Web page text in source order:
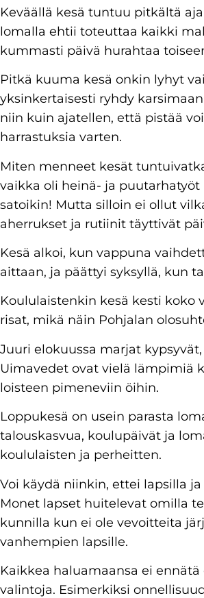
Keväällä kesä tuntuu pitkältä
lomalla ehtii toteuttaa kaikki
kummasti päivä hurahtaa
Pitkä kuuma kesä onkin lyhyt
yksinkertaisesti ryhdy
niin kuin ajatellen, että pistää
harrastuksia varten.
Miten menneet kesät
vaikka oli heinä- ja
satoikin! Mutta silloin ei ollut
aherrukset ja rutiinit täyttivät
Kesä alkoi, kun vappuna
aittaan, ja päättyi syksyllä, kun
Koululaistenkin kesä kesti koko
risat, mikä näin Pohjalan
Juuri elokuussa marjat
Uimavedet ovat vielä lämpimiä
loisteen pimeneviin öihin.
Loppukesä on usein parasta
talouskasvua, koulupäivät ja
koululaisten ja perheitten.
Voi käydä niinkin, ettei lapsilla
Monet lapset huitelevat omilla
kunnilla kun ei ole vevoitteita
vanhempien lapsille.
Kaikkea haluamaansa ei
valintoja. Esimerkiksi